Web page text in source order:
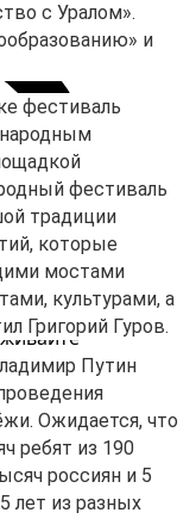
с Уралом».
и
фестиваль
фестиваль
традиции
которые
мостами
культурами, а
Григорий Гуров.
Путин
Ожидается, что
ребят из 190
россиян и 5
лет из разных